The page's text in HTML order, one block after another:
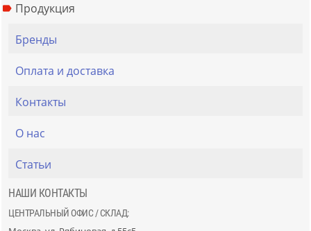
Продукция
Бренды
Оплата и доставка
Контакты
О нас
Статьи
НАШИ КОНТАКТЫ
ЦЕНТРАЛЬНЫЙ ОФИС / СКЛАД: